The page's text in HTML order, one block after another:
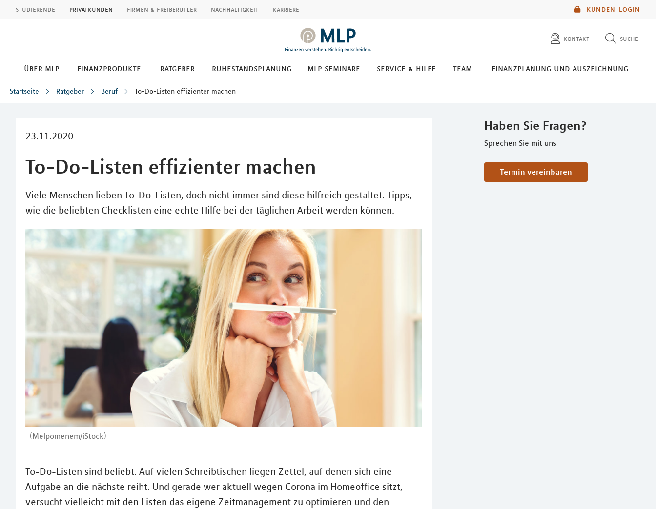
KUNDEN-LOGIN
studierende privatkunden firmen & freiberufler nachhaltigkeit karriere
kontakt suche
diese website durchsuchen
über mlp finanzprodukte ratgeber ruhestandsplanung mlp seminare service & hilfe team finanzplanung und auszeichnung
Startseite Ratgeber Beruf To-Do-Listen effizienter machen
23.11.2020
To-Do-Listen effizienter machen
Viele Menschen lieben To-Do-Listen, doch nicht immer sind diese hilfreich gestaltet. Tipps,
wie die beliebten Checklisten eine echte Hilfe bei der täglichen Arbeit werden können.
(Melpomenem/iStock)
Haben Sie Fragen?
Sprechen Sie mit uns
Termin vereinbaren
To-Do-Listen sind beliebt. Auf vielen Schreibtischen liegen Zettel, auf denen sich eine
Aufgabe an die nächste reiht. Und gerade wer aktuell wegen Corona im Homeoffice sitzt,
versucht vielleicht mit den Listen das eigene Zeitmanagement zu optimieren und den